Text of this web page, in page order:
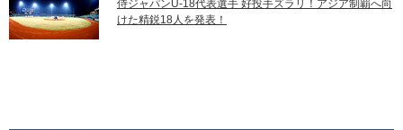
侍ジャパンU-18代表選手 好投手ズラリ！アジア制覇へ向
けた精鋭18人を発表！